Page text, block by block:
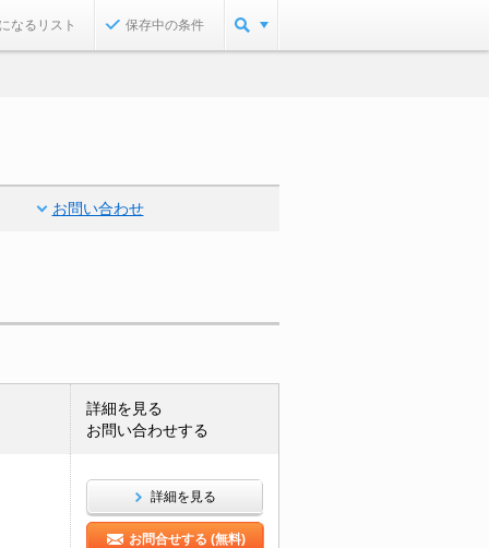
なるリスト 保存中の条件
お問い合わせ
詳細を見る
お問い合わせする
詳細を見る
お問合せする (無料)